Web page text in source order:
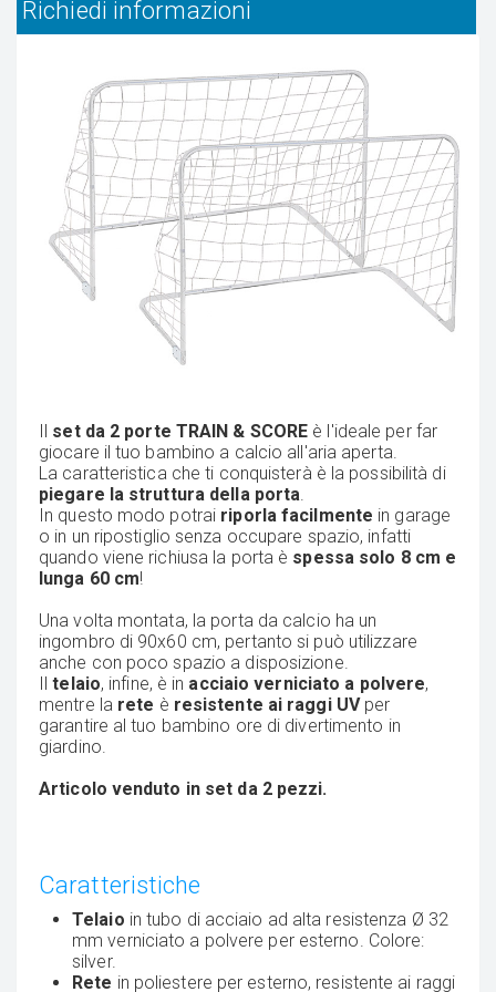
Richiedi informazioni
Il set da 2 porte TRAIN & SCORE è l'ideale per far
giocare il tuo bambino a calcio all'aria aperta.
La caratteristica che ti conquisterà è la possibilità di
piegare la struttura della porta.
In questo modo potrai riporla facilmente in garage
o in un ripostiglio senza occupare spazio, infatti
quando viene richiusa la porta è spessa solo 8 cm e
lunga 60 cm!
Una volta montata, la porta da calcio ha un
ingombro di 90x60 cm, pertanto si può utilizzare
anche con poco spazio a disposizione.
Iltelaio, infine, è in acciaio verniciato a polvere,
mentre la rete è resistente ai raggi UVper
garantire al tuo bambino ore di divertimento in
giardino.
Articolo venduto in set da 2 pezzi.
Caratteristiche
Telaio in tubo di acciaio ad alta resistenza Ø 32
mm verniciato a polvere per esterno. Colore:
silver.
Rete in poliestere per esterno, resistente ai raggi